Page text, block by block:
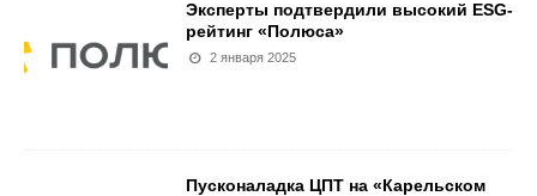
Эксперты подтвердили высокий ESG-
рейтинг «Полюса»
2 января 2025
Пусконаладка ЦПТ на «Карельском